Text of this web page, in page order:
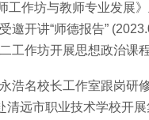
工作坊与教师专业发展
开讲“师德报告”
作坊开展思想政治课
名校长工作室跟岗研
远市职业技术学校开